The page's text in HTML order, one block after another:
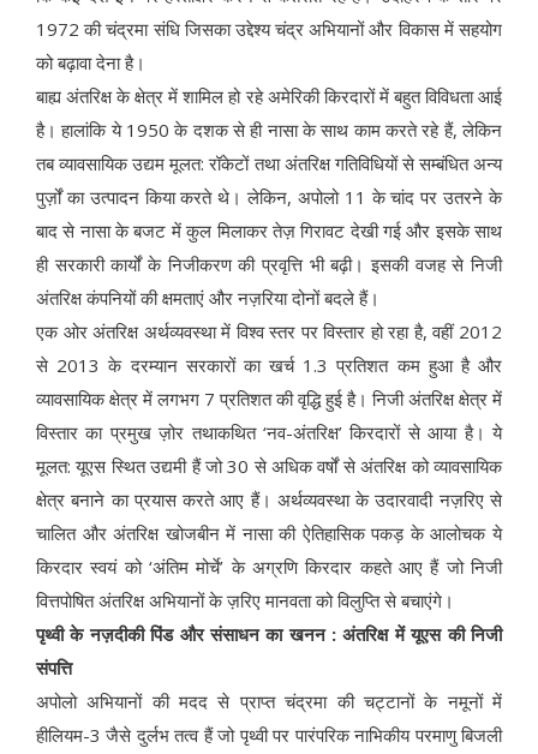
1972 की चंद्रमा संधि जिसका उद्देश्य चंद्र अभियानों और विकास में सहयोग
को बढ़ावा देना है।
बाह्य अंतरिक्ष के क्षेत्र में शामिल हो रहे अमेरिकी किरदारों में बहुत विविधता आई
है। हालांकि ये 1950 के दशक से ही नासा के साथ काम करते रहे हैं, लेकिन
तब व्यावसायिक उद्यम मूलत: रॉकेटों तथा अंतरिक्ष गतिविधियों से सम्बंधित अन्य
पुर्ज़ों का उत्पादन किया करते थे। लेकिन, अपोलो 11 के चांद पर उतरने के
बाद से नासा के बजट में कुल मिलाकर तेज़ गिरावट देखी गई और इसके साथ
ही सरकारी कार्यों के निजीकरण की प्रवृत्ति भी बढ़ी। इसकी वजह से निजी
अंतरिक्ष कंपनियों की क्षमताएं और नज़रिया दोनों बदले हैं।
एक ओर अंतरिक्ष अर्थव्यवस्था में विश्व स्तर पर विस्तार हो रहा है, वहीं 2012
से 2013 के दरम्यान सरकारों का खर्च 1.3 प्रतिशत कम हुआ है और
व्यावसायिक क्षेत्र में लगभग 7 प्रतिशत की वृद्धि हुई है। निजी अंतरिक्ष क्षेत्र में
विस्तार का प्रमुख ज़ोर तथाकथित ‘नव-अंतरिक्ष’ किरदारों से आया है। ये
मूलत: यूएस स्थित उद्यमी हैं जो 30 से अधिक वर्षों से अंतरिक्ष को व्यावसायिक
क्षेत्र बनाने का प्रयास करते आए हैं। अर्थव्यवस्था के उदारवादी नज़रिए से
चालित और अंतरिक्ष खोजबीन में नासा की ऐतिहासिक पकड़ के आलोचक ये
किरदार स्वयं को ‘अंतिम मोर्चे’ के अग्रणि किरदार कहते आए हैं जो निजी
वित्तपोषित अंतरिक्ष अभियानों के ज़रिए मानवता को विलुप्ति से बचाएंगे।
पृथ्वी के नज़दीकी पिंड और संसाधन का खनन : अंतरिक्ष में यूएस की निजी
संपत्ति
अपोलो अभियानों की मदद से प्राप्त चंद्रमा की चट्टानों के नमूनों में
हीलियम-3 जैसे दुर्लभ तत्व हैं जो पृथ्वी पर पारंपरिक नाभिकीय परमाणु बिजली